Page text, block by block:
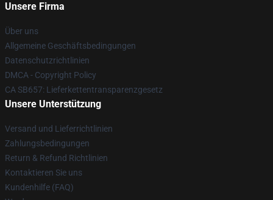
Unsere Firma
Über uns
Allgemeine Geschäftsbedingungen
Datenschutzrichtlinien
DMCA - Copyright Policy
CA SB657: Lieferkettentransparenzgesetz
Unsere Unterstützung
Versand und Lieferrichtlinien
Zahlungsbedingungen
Return & Refund Richtlinien
Kontaktieren Sie uns
Kundenhilfe (FAQ)